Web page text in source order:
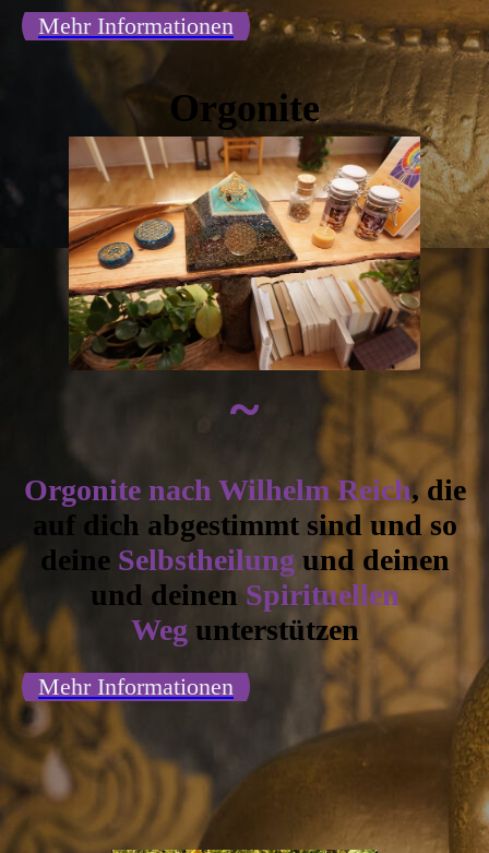
Mehr Informationen
Orgonite
~
Orgonite nach Wilhelm Reich, die
auf dich abgestimmt sind und so
deine Selbstheilung und deinen
und deinen Spirituellen
Weg unterstützen
Mehr Informationen